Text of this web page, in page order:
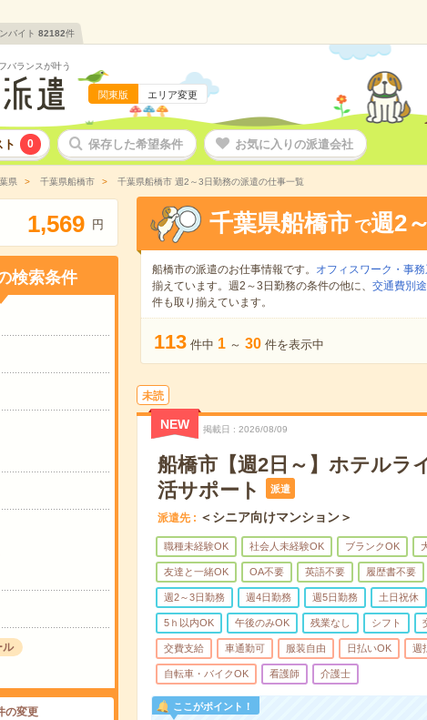
バイト 82182件
バランスが叶う
関東版 エリア変更
0 保存した希望条件 お気に入りの派遣会社
県 千葉県船橋市 千葉県船橋市 週2～3日勤務の派遣の仕事一覧
1,569 円
検索条件
ル
の変更
千葉県船橋市 で週2
船橋市の派遣のお仕事情報です。 オフィスワーク・事務
揃えています。週2～3日勤務の条件の他に、 交通費別
件も取り揃えています。
113 件中 1 ～ 30 件を表示中
未読
NEW 掲載日 2026/08/09
船橋市【週2日～】ホテルラ
活サポート
派遣
派遣先 ＜シニア向けマンション＞
職種未経験OK 社会人未経験OK ブランクOK
友達と一緒OK OA不要 英語不要 履歴書不要
週2～3日勤務 週4日勤務 週5日勤務 土日祝休
5ｈ以内OK 午後のみOK 残業なし シフト
交費支給 車通勤可 服装自由 日払いOK 週
自転車・バイクOK 看護師 介護士
ここがポイント！